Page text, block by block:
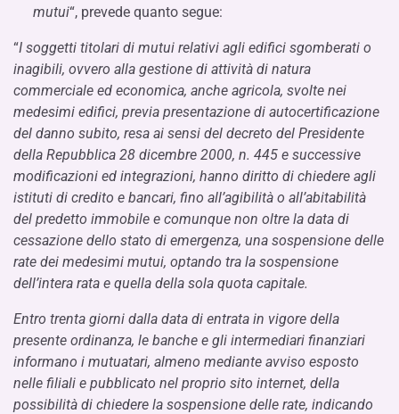
mutui“, prevede quanto segue:
“I soggetti titolari di mutui relativi agli edifici sgomberati o
inagibili, ovvero alla gestione di attività di natura
commerciale ed economica, anche agricola, svolte nei
medesimi edifici, previa presentazione di autocertificazione
del danno subito, resa ai sensi del decreto del Presidente
della Repubblica 28 dicembre 2000, n. 445 e successive
modificazioni ed integrazioni, hanno diritto di chiedere agli
istituti di credito e bancari, fino all’agibilità o all’abitabilità
del predetto immobile e comunque non oltre la data di
cessazione dello stato di emergenza, una sospensione delle
rate dei medesimi mutui, optando tra la sospensione
dell’intera rata e quella della sola quota capitale.
Entro trenta giorni dalla data di entrata in vigore della
presente ordinanza, le banche e gli intermediari finanziari
informano i mutuatari, almeno mediante avviso esposto
nelle filiali e pubblicato nel proprio sito internet, della
possibilità di chiedere la sospensione delle rate, indicando